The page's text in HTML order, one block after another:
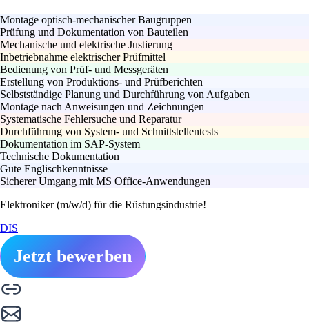
Montage optisch-mechanischer Baugruppen
Prüfung und Dokumentation von Bauteilen
Mechanische und elektrische Justierung
Inbetriebnahme elektrischer Prüfmittel
Bedienung von Prüf- und Messgeräten
Erstellung von Produktions- und Prüfberichten
Selbstständige Planung und Durchführung von Aufgaben
Montage nach Anweisungen und Zeichnungen
Systematische Fehlersuche und Reparatur
Durchführung von System- und Schnittstellentests
Dokumentation im SAP-System
Technische Dokumentation
Gute Englischkenntnisse
Sicherer Umgang mit MS Office-Anwendungen
Elektroniker (m/w/d) für die Rüstungsindustrie!
DIS
Jetzt bewerben